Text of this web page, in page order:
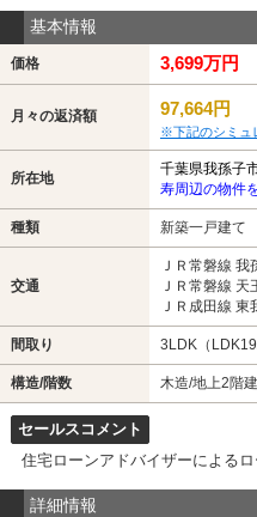
基本情報
価格 3,699万円
月々の返済額 97,664円
※下記のシミュ
所在地
千葉県我孫子
寿周辺の物件
種類 新築一戸建て
交通
ＪＲ常磐線
ＪＲ常磐線
ＪＲ成田線
間取り 3LDK（
構造/階数 木造/地上2階建
セールスコメント
住宅ローンアドバイザーによるロ
詳細情報